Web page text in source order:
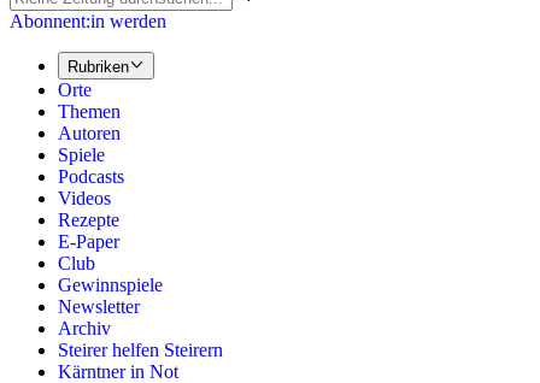
Abonnent:in werden
Rubriken
Orte
Themen
Autoren
Spiele
Podcasts
Videos
Rezepte
E-Paper
Club
Gewinnspiele
Newsletter
Archiv
Steirer helfen Steirern
Kärntner in Not